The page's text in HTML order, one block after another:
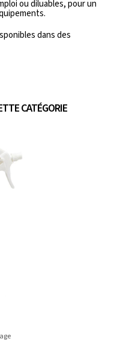
ou diluables, pour un
dans des
CATÉGORIE